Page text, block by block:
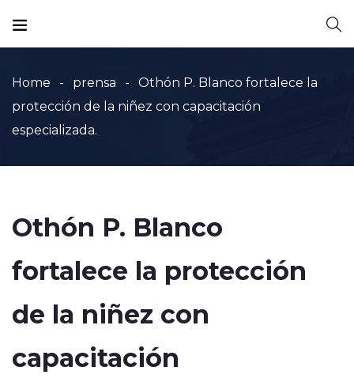
Home prensa
Othón P. Blanco fortalece la
protección de la niñez con capacitación
especializada.
Othón P. Blanco
fortalece la protección
de la niñez con
capacitación